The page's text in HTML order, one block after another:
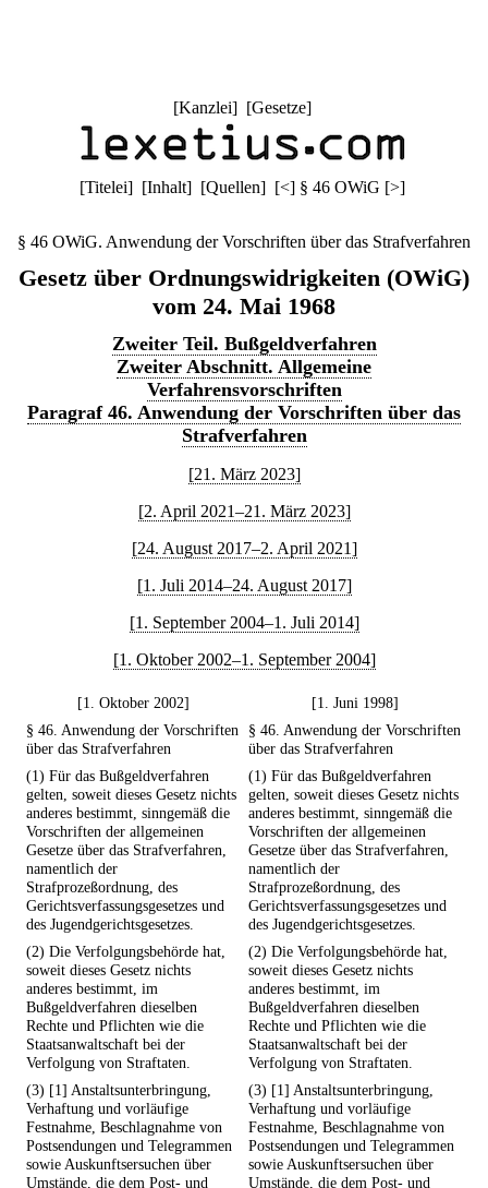
[Kanzlei] [Gesetze]
[Titelei] [Inhalt] [Quellen] [<] § 46 OWiG [>]
§ 46 OWiG. Anwendung der Vorschriften über das Strafverfahren
Gesetz über Ordnungswidrigkeiten (OWiG)
vom 24. Mai 1968
Zweiter Teil. Bußgeldverfahren
Zweiter Abschnitt. Allgemeine
Verfahrensvorschriften
Paragraf 46. Anwendung der Vorschriften über das
Strafverfahren
[21. März 2023]
[2. April 2021–21. März 2023]
[24. August 2017–2. April 2021]
[1. Juli 2014–24. August 2017]
[1. September 2004–1. Juli 2014]
[1. Oktober 2002–1. September 2004]
[1. Oktober 2002]
[1. Juni 1998]
§ 46. Anwendung der Vorschriften
über das Strafverfahren
§ 46. Anwendung der Vorschriften
über das Strafverfahren
(1) Für das Bußgeldverfahren
gelten, soweit dieses Gesetz nichts
anderes bestimmt, sinngemäß die
Vorschriften der allgemeinen
Gesetze über das Strafverfahren,
namentlich der
Strafprozeßordnung, des
Gerichtsverfassungsgesetzes und
des Jugendgerichtsgesetzes.
(1) Für das Bußgeldverfahren
gelten, soweit dieses Gesetz nichts
anderes bestimmt, sinngemäß die
Vorschriften der allgemeinen
Gesetze über das Strafverfahren,
namentlich der
Strafprozeßordnung, des
Gerichtsverfassungsgesetzes und
des Jugendgerichtsgesetzes.
(2) Die Verfolgungsbehörde hat,
soweit dieses Gesetz nichts
anderes bestimmt, im
Bußgeldverfahren dieselben
Rechte und Pflichten wie die
Staatsanwaltschaft bei der
Verfolgung von Straftaten.
(2) Die Verfolgungsbehörde hat,
soweit dieses Gesetz nichts
anderes bestimmt, im
Bußgeldverfahren dieselben
Rechte und Pflichten wie die
Staatsanwaltschaft bei der
Verfolgung von Straftaten.
(3) [1] Anstaltsunterbringung,
Verhaftung und vorläufige
Festnahme, Beschlagnahme von
Postsendungen und Telegrammen
sowie Auskunftsersuchen über
Umstände, die dem Post- und
(3) [1] Anstaltsunterbringung,
Verhaftung und vorläufige
Festnahme, Beschlagnahme von
Postsendungen und Telegrammen
sowie Auskunftsersuchen über
Umstände, die dem Post- und